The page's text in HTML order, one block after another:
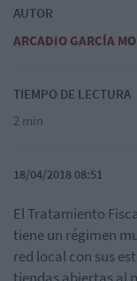
AUTOR
ARCADIO GARCÍA
TIEMPO DE LECTURA
2 min
18/04/2018 08:51
El Tratamiento
tiene un régimen
red local con sus